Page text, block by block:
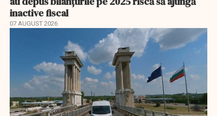
inactive fiscal
07 AUGUST 2026